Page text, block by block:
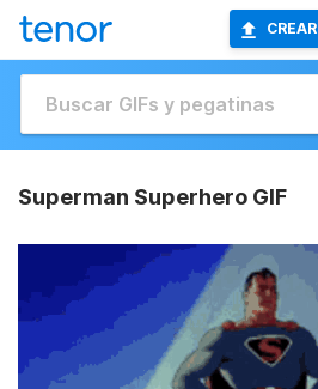
CREAR
Superman Superhero GIF